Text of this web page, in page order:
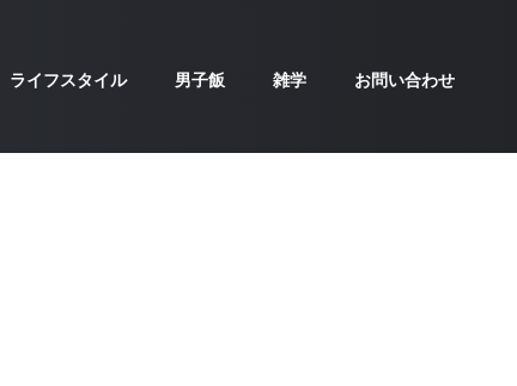
ライフスタイル 男子飯 雑学 お問い合わせ